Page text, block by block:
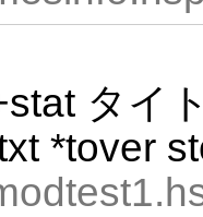
タイ
*tover